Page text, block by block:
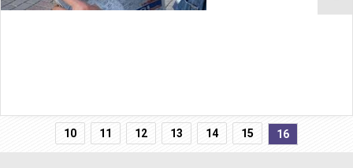
10 11 12 13 14 15 16